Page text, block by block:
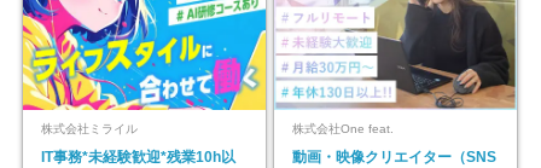
株式会社ミライル
IT事務*未経験歓迎*残業10h以
株式会社One feat.
動画・映像クリエイター（SNS